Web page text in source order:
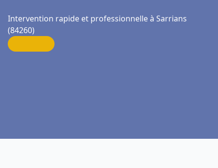
Intervention rapide et professionnelle à Sarrians
(84260)